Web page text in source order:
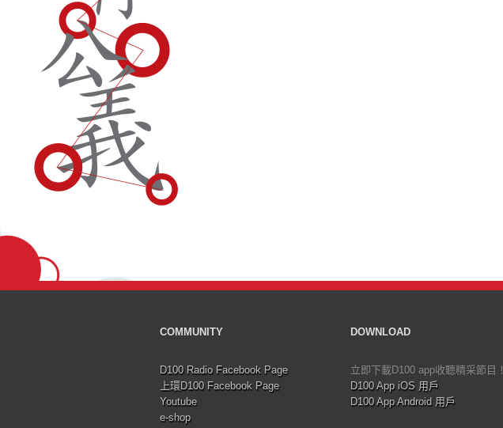
COMMUNITY
D100 Radio Facebook Page
上環D100 Facebook Page
Youtube
e-shop
DOWNLOAD
立即下載D100 app收聽精采節目！
D100 App iOS 用戶
D100 App Android 用戶